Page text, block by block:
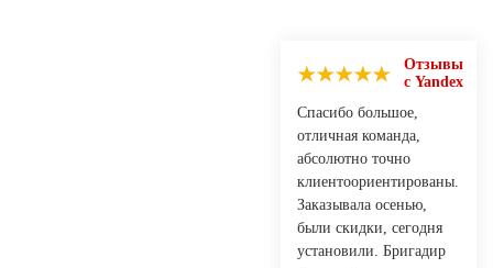
Отзывы
с Yandex
Спасибо большое,
отличная команда,
абсолютно точно
клиентоориентированы.
Заказывала осенью,
были скидки, сегодня
установили. Бригадир